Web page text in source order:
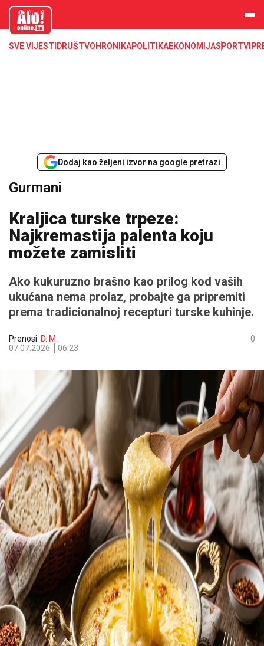
aloonline.b
SVE VIJESTI DRUŠTVOHRONIKAPOLITIKAEKONOMIJASPORTVIP
Dodaj kao željeni izvor na google pretrazi
Gurmani
Kraljica turske trpeze:
Najkremastija palenta koju
možete zamisliti
Ako kukuruzno brašno kao prilog kod vaših
ukućana nema prolaz, probajte ga pripremiti
prema tradicionalnoj recepturi turske kuhinje.
Prenosi: D. M.
07.07.2026.
06:23
0